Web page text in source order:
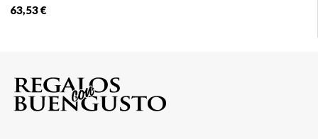
63,53 €